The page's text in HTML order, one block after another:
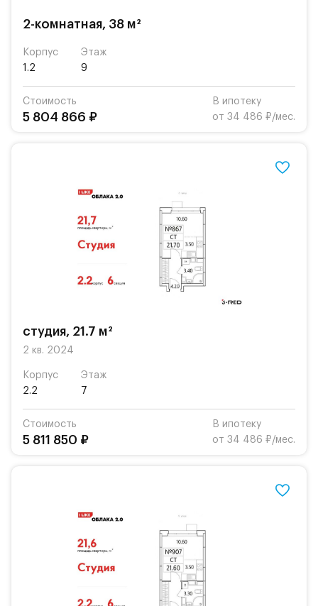
2-комнатная, 38 м²
Корпус
1.2
Этаж
9
Стоимость
5 804 866 ₽
В ипотеку
от 34 486 ₽/мес.
студия, 21.7 м²
2 кв. 2024
Корпус
2.2
Этаж
7
Стоимость
5 811 850 ₽
В ипотеку
от 34 486 ₽/мес.